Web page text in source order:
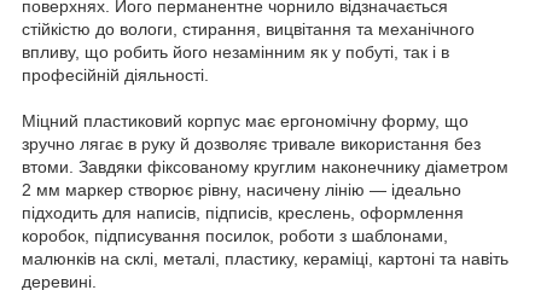
поверхнях. Його перманентне чорнило відзначається
стійкістю до вологи, стирання, вицвітання та механічного
впливу, що робить його незамінним як у побуті, так і в
професійній діяльності.
Міцний пластиковий корпус має ергономічну форму, що
зручно лягає в руку й дозволяє тривале використання без
втоми. Завдяки фіксованому круглим наконечнику діаметром
2 мм маркер створює рівну, насичену лінію — ідеально
підходить для написів, підписів, креслень, оформлення
коробок, підписування посилок, роботи з шаблонами,
малюнків на склі, металі, пластику, кераміці, картоні та навіть
деревині.